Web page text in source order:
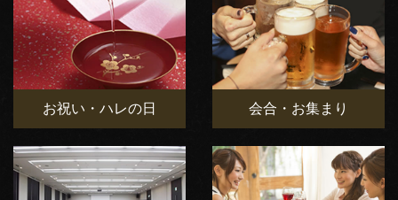
お祝い・ハレの日 会合・お集まり